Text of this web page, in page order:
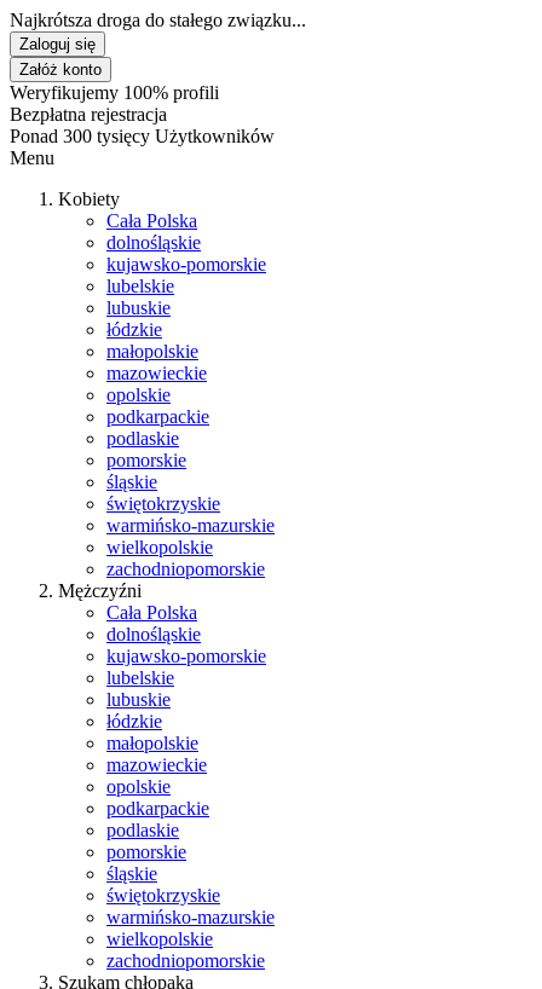
Najkrótsza droga do stałego związku...
Zaloguj się
Załóż konto
Weryfikujemy 100% profili
Bezpłatna rejestracja
Ponad 300 tysięcy Użytkowników
Menu
Kobiety
Cała Polska
dolnośląskie
kujawsko-pomorskie
lubelskie
lubuskie
łódzkie
małopolskie
mazowieckie
opolskie
podkarpackie
podlaskie
pomorskie
śląskie
świętokrzyskie
warmińsko-mazurskie
wielkopolskie
zachodniopomorskie
Mężczyźni
Cała Polska
dolnośląskie
kujawsko-pomorskie
lubelskie
lubuskie
łódzkie
małopolskie
mazowieckie
opolskie
podkarpackie
podlaskie
pomorskie
śląskie
świętokrzyskie
warmińsko-mazurskie
wielkopolskie
zachodniopomorskie
Szukam chłopaka